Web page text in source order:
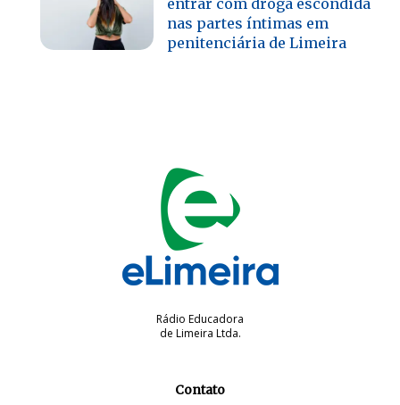
nas partes íntimas em
penitenciária de Limeira
Rádio Educadora
de Limeira Ltda.
Contato